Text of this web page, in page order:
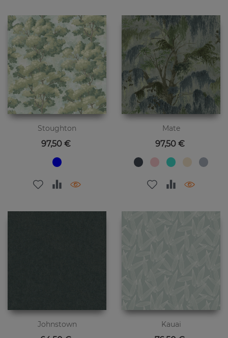
Stoughton
Preis
97,50 €
Mate
Preis
97,50 €
Johnstown Kauai